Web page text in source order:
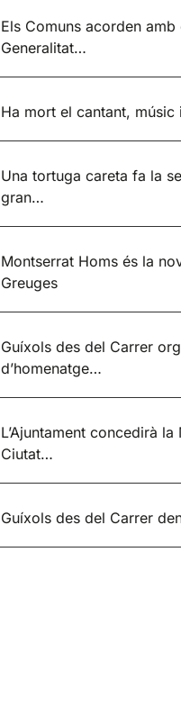
Els Comuns acorden
Generalitat…
Ha mort el cantant,
Una tortuga careta fa la
gran…
Montserrat Homs és la
Greuges
Guíxols des del Carrer
d’homenatge…
L’Ajuntament concedirà la
Ciutat…
Guíxols des del Carrer